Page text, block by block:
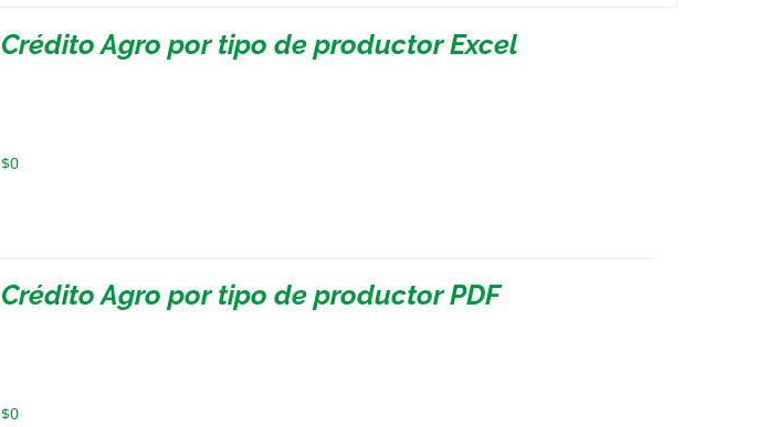
Crédito Agro por tipo de productor Excel
$0
Crédito Agro por tipo de productor PDF
$0